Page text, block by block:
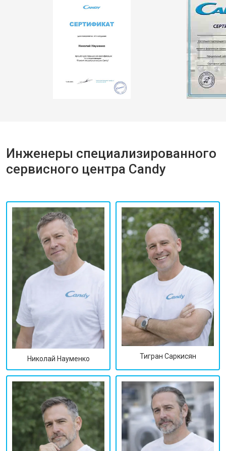
Инженеры специализированного
сервисного центра Candy
Николай Науменко Тигран Саркисян